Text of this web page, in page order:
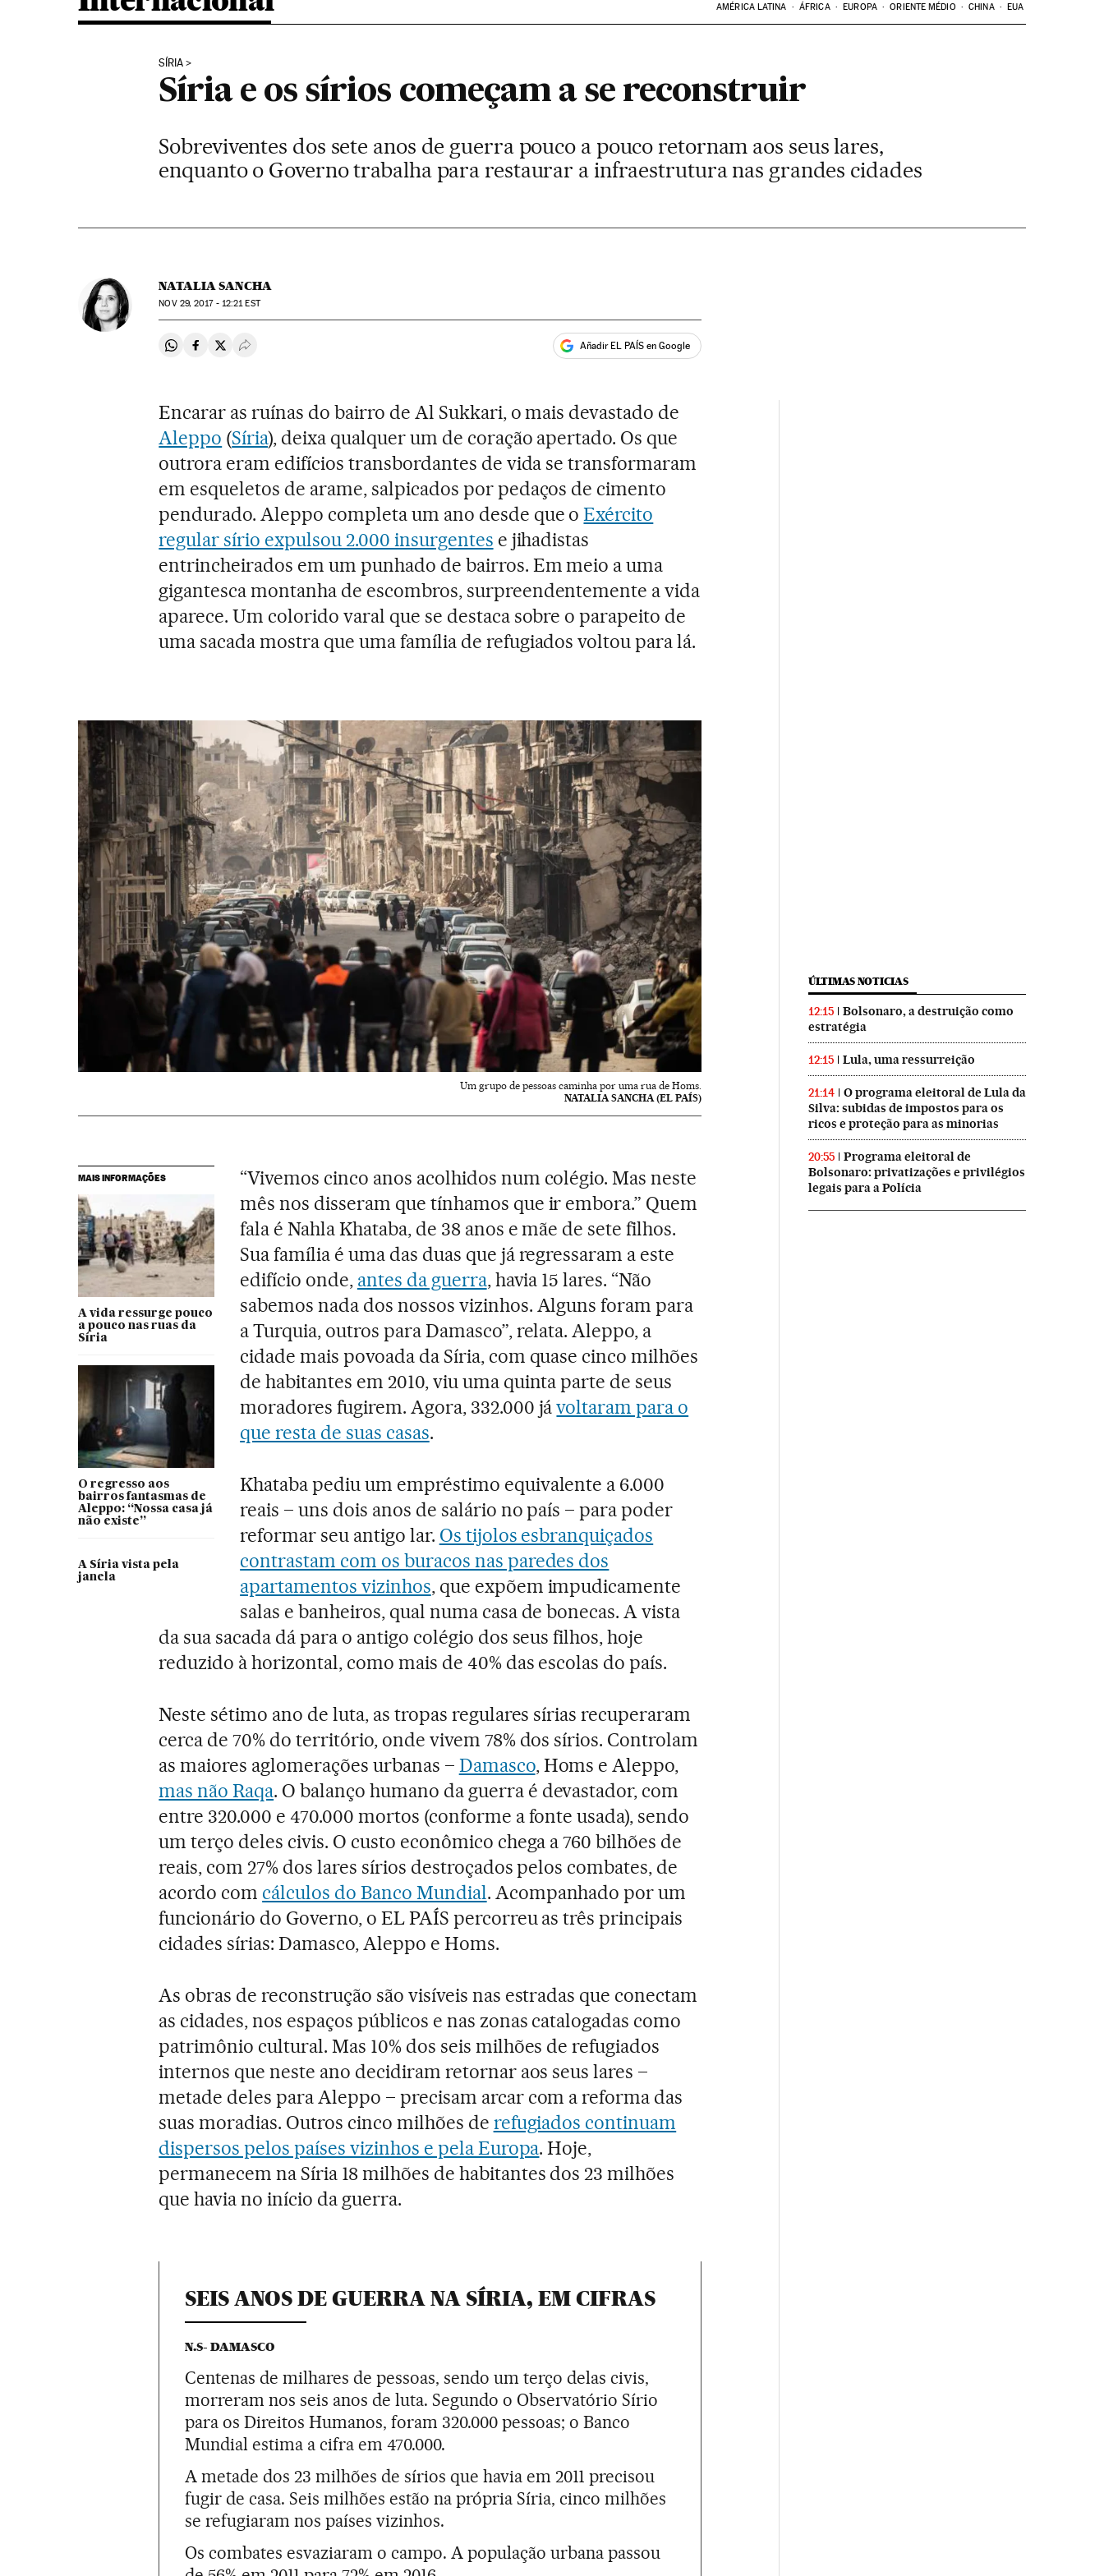
AMÉRICA LATINA ÁFRICA EUROPA ORIENTE MÉDIO CHINA EUA
SÍRIA
Síria e os sírios começam a se reconstruir
Sobreviventes dos sete anos de guerra pouco a pouco retornam aos seus lares,
enquanto o Governo trabalha para restaurar a infraestrutura nas grandes cidades
NATALIA SANCHA
NOV29, 2017 - 12:21EST
Compartir en Whatsapp
Compartir en Facebook
Compartir en Twitter
Desplegar Redes Sociales Añadir EL PAÍS en Google
Encarar as ruínas do bairro de Al Sukkari, o mais devastado de
Aleppo (Síria), deixa qualquer um de coração apertado. Os que
outrora eram edifícios transbordantes de vida se transformaram
em esqueletos de arame, salpicados por pedaços de cimento
pendurado. Aleppo completa um ano desde que oExército
regular sírio expulsou 2.000 insurgentes e jihadistas
entrincheirados em um punhado de bairros. Em meio a uma
gigantesca montanha de escombros, surpreendentemente a vida
aparece. Um colorido varal que se destaca sobre o parapeito de
uma sacada mostra que uma família de refugiados voltou para lá.
Um grupo de pessoas caminha por uma rua de Homs.
NATALIA SANCHA (EL PAÍS)
MAIS INFORMAÇÕES
A vida ressurge pouco
a pouco nas ruas da
Síria
O regresso aos
bairros fantasmas de
Aleppo: “Nossa casa já
não existe”
A Síria vista pela
janela
“Vivemos cinco anos acolhidos num colégio. Mas neste
mês nos disseram que tínhamos que ir embora.” Quem
fala é Nahla Khataba, de 38 anos e mãe de sete filhos.
Sua família é uma das duas que já regressaram a este
edifício onde, antes da guerra, havia 15 lares. “Não
sabemos nada dos nossos vizinhos. Alguns foram para
a Turquia, outros para Damasco”, relata. Aleppo, a
cidade mais povoada da Síria, com quase cinco milhões
de habitantes em 2010, viu uma quinta parte de seus
moradores fugirem. Agora, 332.000 jávoltaram para o
que resta de suas casas.
Khataba pediu um empréstimo equivalente a 6.000
reais – uns dois anos de salário no país – para poder
reformar seu antigo lar. Os tijolos esbranquiçados
contrastam com os buracos nas paredes dos
apartamentos vizinhos, que expõem impudicamente
salas e banheiros, qual numa casa de bonecas. A vista
da sua sacada dá para o antigo colégio dos seus filhos, hoje
reduzido à horizontal, como mais de 40% das escolas do país.
Neste sétimo ano de luta, as tropas regulares sírias recuperaram
cerca de 70% do território, onde vivem 78% dos sírios. Controlam
as maiores aglomerações urbanas – Damasco, Homs e Aleppo,
mas não Raqa. O balanço humano da guerra é devastador, com
entre 320.000 e 470.000 mortos (conforme a fonte usada), sendo
um terço deles civis. O custo econômico chega a 760 bilhões de
reais, com 27% dos lares sírios destroçados pelos combates, de
acordo com cálculos do Banco Mundial. Acompanhado por um
funcionário do Governo, o EL PAÍS percorreu as três principais
cidades sírias: Damasco, Aleppo e Homs.
As obras de reconstrução são visíveis nas estradas que conectam
as cidades, nos espaços públicos e nas zonas catalogadas como
patrimônio cultural. Mas 10% dos seis milhões de refugiados
internos que neste ano decidiram retornar aos seus lares –
metade deles para Aleppo – precisam arcar com a reforma das
suas moradias. Outros cinco milhões de refugiados continuam
dispersos pelos países vizinhos e pela Europa. Hoje,
permanecem na Síria 18 milhões de habitantes dos 23 milhões
que havia no início da guerra.
SEIS ANOS DE GUERRA NA SÍRIA, EM CIFRAS
N.S- DAMASCO
Centenas de milhares de pessoas, sendo um terço delas civis,
morreram nos seis anos de luta. Segundo o Observatório Sírio
para os Direitos Humanos, foram 320.000 pessoas; o Banco
Mundial estima a cifra em 470.000.
A metade dos 23 milhões de sírios que havia em 2011 precisou
fugir de casa. Seis milhões estão na própria Síria, cinco milhões
se refugiaram nos países vizinhos.
Os combates esvaziaram o campo. A população urbana passou
ÚLTIMAS NOTICIAS
12:15
Bolsonaro, a destruição como
estratégia
12:15 Lula, uma ressurreição
21:14
O programa eleitoral de Lula da
Silva: subidas de impostos para os
ricos e proteção para as minorias
20:55
Programa eleitoral de
Bolsonaro: privatizações e privilégios
legais para a Polícia